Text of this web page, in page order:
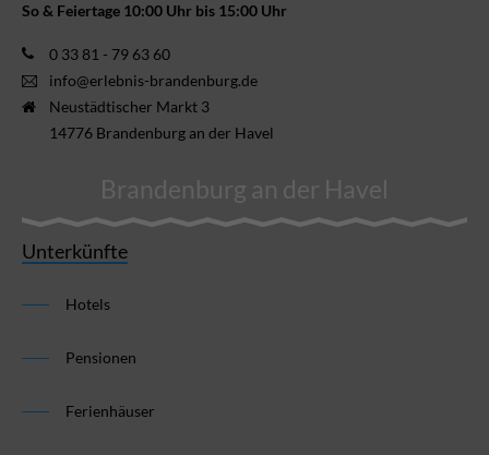
So & Feiertage 10:00 Uhr bis 15:00 Uhr
0 33 81 - 79 63 60
info@erlebnis-brandenburg.de
Neustädtischer Markt 3
14776 Brandenburg an der Havel
Brandenburg an der Havel
Unterkünfte
Hotels
Pensionen
Ferienhäuser